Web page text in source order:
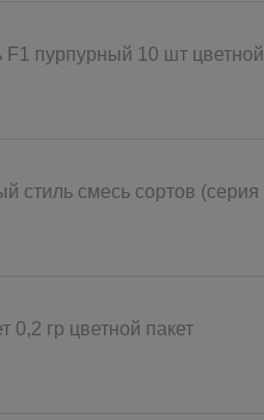
пурпурный 10 шт цветной
стиль смесь сортов (серия
гр цветной пакет